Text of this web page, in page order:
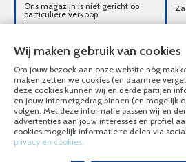
Ons magazijn is niet gericht op
particuliere verkoop.
contact.
© Nieuwhoff de Rijk Elektrotechnisch
Wij maken gebruik van cookies
Om jouw bezoek aan onze website nóg
maken zetten we cookies (en daarmee
deze cookies kunnen wij en derde partijen
en jouw internetgedrag binnen (en mogelijk
volgen. Met deze informatie passen wij en
advertenties aan jouw interesses en profiel
cookies mogelijk informatie te delen via
privacy en cookies.